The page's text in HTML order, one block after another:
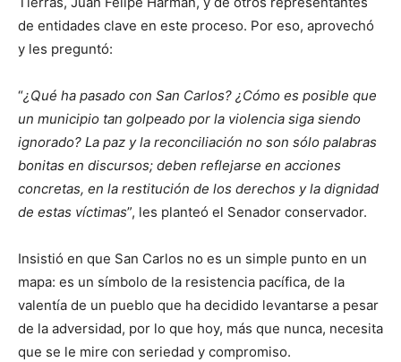
de entidades clave en este proceso. Por eso, aprovechó
y les preguntó:
“¿Qué ha pasado con San Carlos? ¿Cómo es posible que
un municipio tan golpeado por la violencia siga siendo
ignorado? La paz y la reconciliación no son sólo palabras
bonitas en discursos; deben reflejarse en acciones
concretas, en la restitución de los derechos y la dignidad
de estas víctimas”, les planteó el Senador conservador.
Insistió en que San Carlos no es un simple punto en un
mapa: es un símbolo de la resistencia pacífica, de la
valentía de un pueblo que ha decidido levantarse a pesar
de la adversidad, por lo que hoy, más que nunca, necesita
que se le mire con seriedad y compromiso.